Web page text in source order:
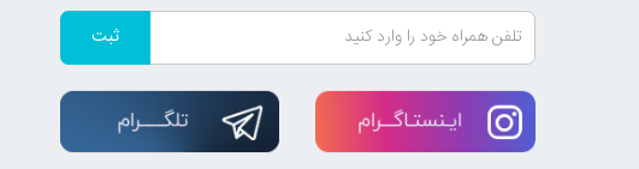
ثبت